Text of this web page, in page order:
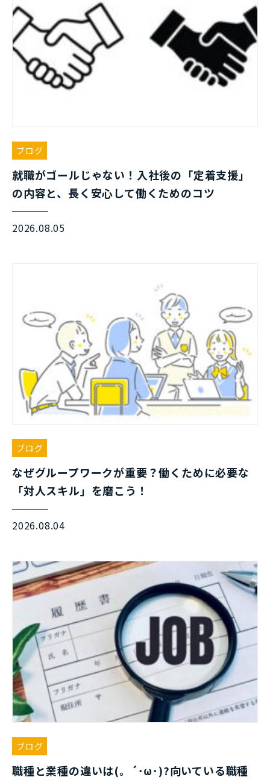
ブログ
就職がゴールじゃない！入社後の「定着支援」
の内容と、長く安心して働くためのコツ
2026.08.05
ブログ
なぜグループワークが重要？働くために必要な
「対人スキル」を磨こう！
2026.08.04
ブログ
職種と業種の違いは(。´･ω･)?向いている職種